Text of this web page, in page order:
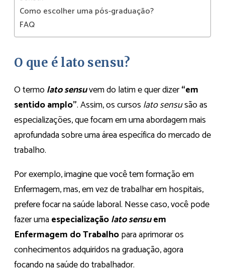
Como escolher uma pós-graduação?
FAQ
O que é lato sensu?
O termolato sensuvem do latim e quer dizer“em
sentido amplo”. Assim, os cursos lato sensusão as
especializações, que focam em uma abordagem mais
aprofundada sobre uma área específica do mercado de
trabalho.
Por exemplo, imagine que você tem formação em
Enfermagem, mas, em vez de trabalhar em hospitais,
prefere focar na saúde laboral. Nesse caso, você pode
fazer umaespecializaçãolato sensuem
Enfermagem do Trabalhopara aprimorar os
conhecimentos adquiridos na graduação, agora
focando na saúde do trabalhador.